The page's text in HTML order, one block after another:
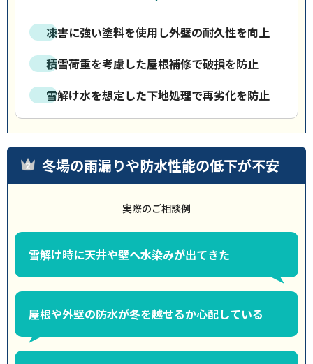
凍害に強い塗料を使用し外壁の耐久性を向上
積雪荷重を考慮した屋根補修で破損を防止
雪解け水を想定した下地処理で再劣化を防止
冬場の雨漏りや防水性能の低下が不安
実際のご相談例
雪解け時に天井や壁へ水染みが出てきた
屋根や外壁の防水が冬を越せるか心配している